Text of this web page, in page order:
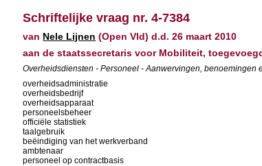
Schriftelijke vraag nr. 4-7384
van Nele Lijnen (Open Vld) d.d. 26 maart 2010
aan de staatssecretaris voor Mobiliteit,
Overheidsdiensten - Personeel - Aanwervingen, benoemingen
overheidsadministratie
overheidsbedrijf
overheidsapparaat
personeelsbeheer
officiële statistiek
taalgebruik
beëindiging van het werkverband
ambtenaar
personeel op contractbasis